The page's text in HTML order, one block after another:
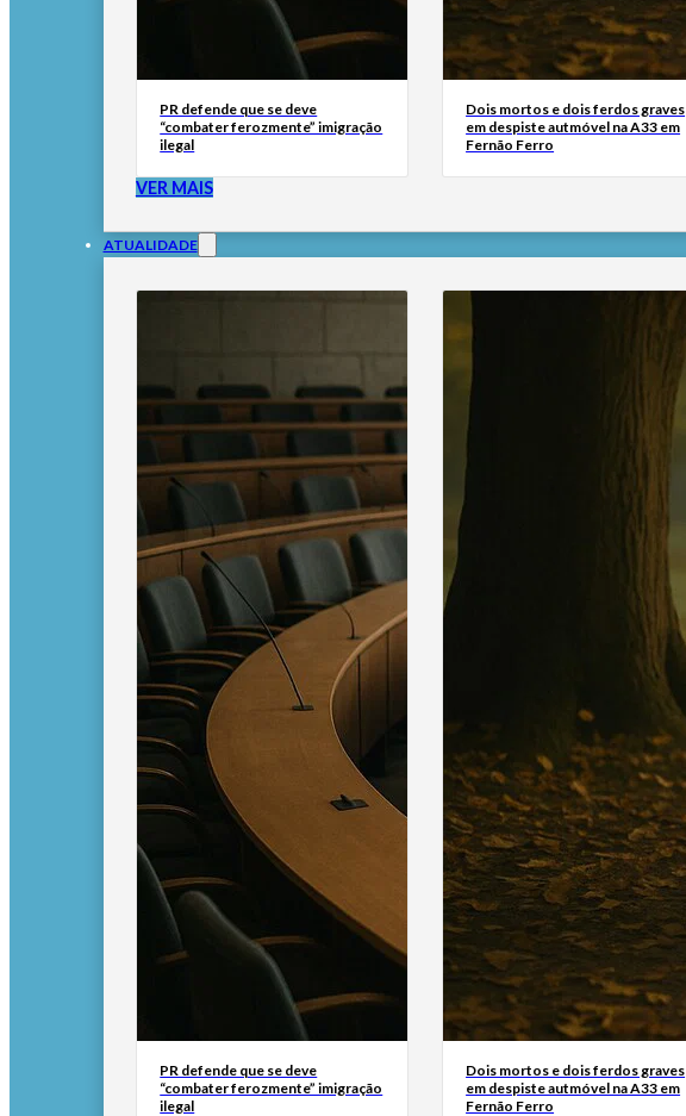
PR defende que se deve
“combater ferozmente” imigração
ilegal
Dois mortos e dois ferdos graves
em despiste autmóvel na A33 em
Fernão Ferro
VER MAIS
ATUALIDADE
PR defende que se deve
“combater ferozmente” imigração
ilegal
Dois mortos e dois ferdos graves
em despiste autmóvel na A33 em
Fernão Ferro